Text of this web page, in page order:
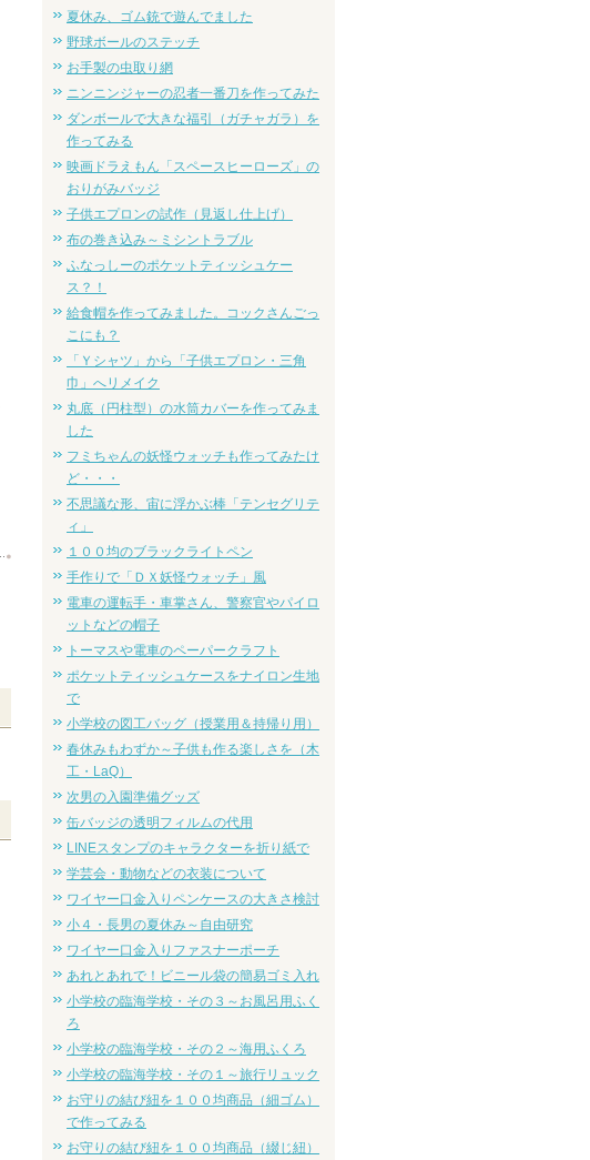
夏休み、ゴム銃で遊んでました
野球ボールのステッチ
お手製の虫取り網
ニンニンジャーの忍者一番刀を作ってみた
ダンボールで大きな福引（ガチャガラ）を
作ってみる
映画ドラえもん「スペースヒーローズ」の
おりがみバッジ
子供エプロンの試作（見返し仕上げ）
布の巻き込み～ミシントラブル
ふなっしーのポケットティッシュケー
ス？！
給食帽を作ってみました。コックさんごっ
こにも？
「Ｙシャツ」から「子供エプロン・三角
巾」へリメイク
丸底（円柱型）の水筒カバーを作ってみま
した
フミちゃんの妖怪ウォッチも作ってみたけ
ど・・・
不思議な形、宙に浮かぶ棒「テンセグリテ
ィ」
１００均のブラックライトペン
手作りで「ＤＸ妖怪ウォッチ」風
電車の運転手・車掌さん、警察官やパイロ
ットなどの帽子
トーマスや電車のペーパークラフト
ポケットティッシュケースをナイロン生地
で
小学校の図工バッグ（授業用＆持帰り用）
春休みもわずか～子供も作る楽しさを（木
工・LaQ）
次男の入園準備グッズ
缶バッジの透明フィルムの代用
LINEスタンプのキャラクターを折り紙で
学芸会・動物などの衣装について
ワイヤー口金入りペンケースの大きさ検討
小４・長男の夏休み～自由研究
ワイヤー口金入りファスナーポーチ
あれとあれで！ビニール袋の簡易ゴミ入れ
小学校の臨海学校・その３～お風呂用ふく
ろ
小学校の臨海学校・その２～海用ふくろ
小学校の臨海学校・その１～旅行リュック
お守りの結び紐を１００均商品（細ゴム）
で作ってみる
お守りの結び紐を１００均商品（綴じ紐）